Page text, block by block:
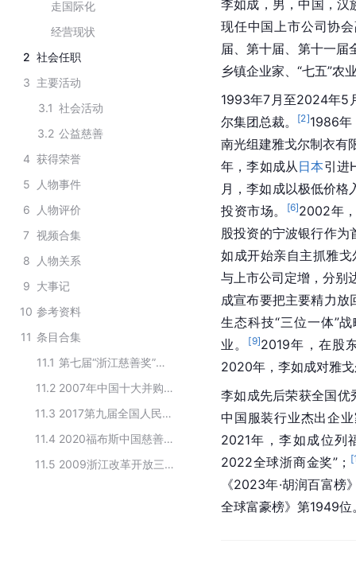
走国际化
经营现状
2 社会任职
3 主要活动
3.1 社会活动
3.2 公益慈善
4 获得荣誉
5
人物事件
6
人物评价
7 视频合集
8
人物关系
9 大事记
10 参考资料
11 条目合集
11.1
第七届“浙江慈善奖”慈善楷模奖提名名单
11.2
2007年中国十大并购人物候选入围名单
11.3
2017第九届全国人民代表大会代表名单（浙江）
11.4
2020福布斯中国慈善榜TOP100
11.5
2009浙江改革开放三十年功勋企业家
李如成，男，中国，汉
现任中国上市公司协会
届、第十届、第十一届
乡镇企业家、“七五”农
1993年7月至2024年5
尔集团总裁。
[2]1986年
南光组建雅戈尔制衣有
年，李如成从 日本引进
月，李如成以极低价格
投资市场。
[6]2002年
股投资的宁波银行作
如成开始亲自主抓雅
与上市公司定增，分别
成宣布要把主要精力放
生态科技“三位一体”
业。
[9]2019年，在股
2020年，李如成对雅
李如成先后荣获全国
中国服装行业杰出企
2021年，李如成位列
2022全球浙商金奖”； [
《2023年·胡润百富榜
全球富豪榜》第1949位